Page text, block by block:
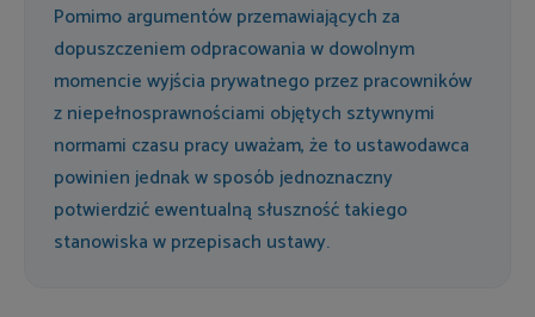
Pomimo argumentów przemawiających za
dopuszczeniem odpracowania w dowolnym
momencie wyjścia prywatnego przez pracowników
z niepełnosprawnościami objętych sztywnymi
normami czasu pracy uważam, że to ustawodawca
powinien jednak w sposób jednoznaczny
potwierdzić ewentualną słuszność takiego
stanowiska w przepisach ustawy.